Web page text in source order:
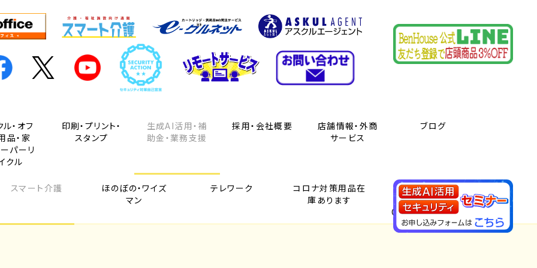
・オフ
品・家
パーリ
クル
印刷・プリント・
スタンプ
生成AI活用・補
助金・業務支援
採用・会社概要
店舗情報・外商
サービス
ブログ
スマート介護
ほのぼの・ワイズ
マン
テレワーク
コロナ対策用品在
庫あります
快決！シフト君
NEO ／
Qolus（コーラス）